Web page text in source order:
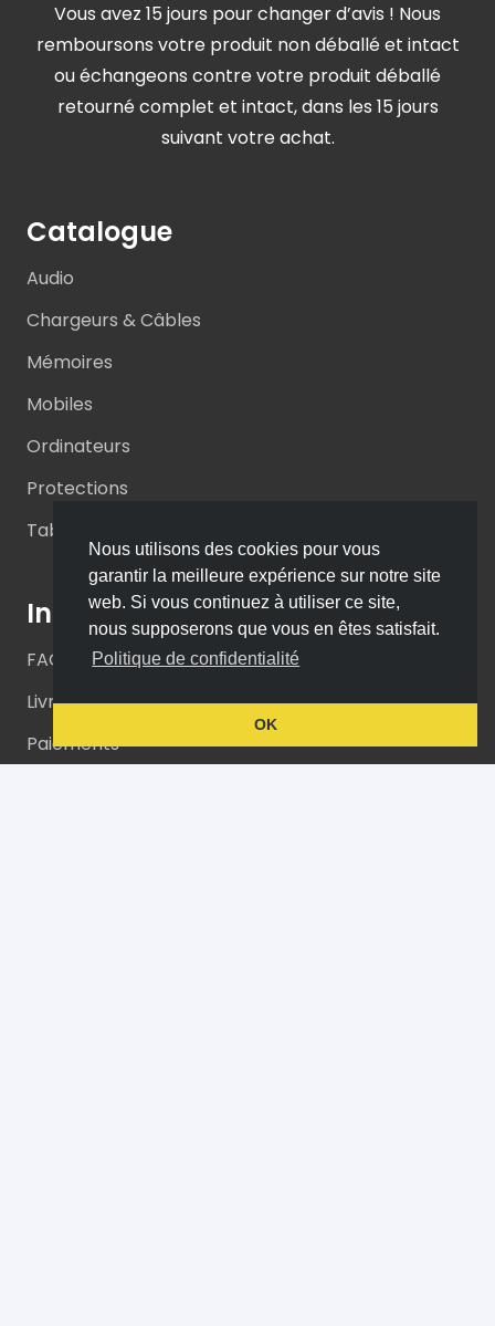
Nous utilisons des cookies pour vous
garantir la meilleure expérience sur notre site
web. Si vous continuez à utiliser ce site,
nous supposerons que vous en êtes satisfait.
Politique de confidentialité
OK
Vous avez 15 jours pour changer d’avis ! Nous
remboursons votre produit non déballé et intact
ou échangeons contre votre produit déballé
retourné complet et intact, dans les 15 jours
suivant votre achat.
Catalogue
Audio
Chargeurs & Câbles
Mémoires
Mobiles
Ordinateurs
Protections
Tablettes
Informations
FAQs
Livraison
Paiements